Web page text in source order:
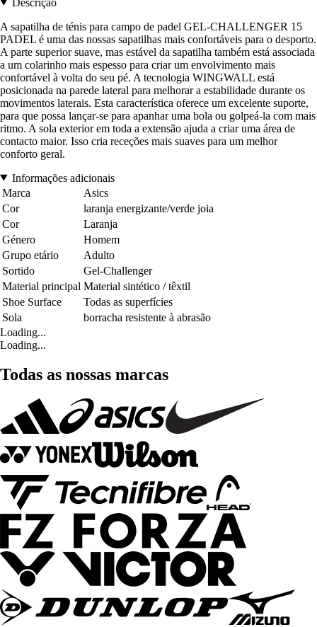
A sapatilha de ténis para campo de padel GEL-CHALLENGER 15
PADEL é uma das nossas sapatilhas mais confortáveis para o desporto.
A parte superior suave, mas estável da sapatilha também está associada
a um colarinho mais espesso para criar um envolvimento mais
confortável à volta do seu pé. A tecnologia WINGWALL está
posicionada na parede lateral para melhorar a estabilidade durante os
movimentos laterais. Esta característica oferece um excelente suporte,
para que possa lançar-se para apanhar uma bola ou golpeá-la com mais
ritmo. A sola exterior em toda a extensão ajuda a criar uma área de
contacto maior. Isso cria receções mais suaves para um melhor
conforto geral.
Informações adicionais
Marca
Asics
Cor
laranja energizante/verde joia
Cor
Laranja
Género
Homem
Grupo etário
Adulto
Sortido
Gel-Challenger
Material principal Material sintético / têxtil
Shoe Surface
Todas as superfícies
Sola
borracha resistente à abrasão
Loading...
Loading...
Todas as nossas marcas